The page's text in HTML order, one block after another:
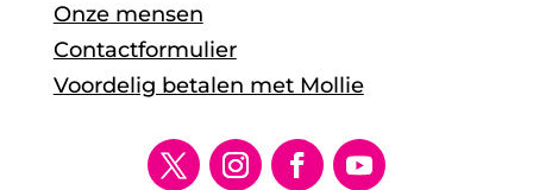
Onze mensen
Contactformulier
Voordelig betalen met Mollie